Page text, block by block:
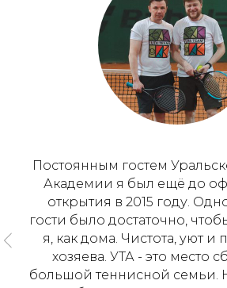
Постоянным гостем
Академии я был ещё до
открытия в 2015 году.
гости было достаточно,
я, как дома. Чистота, уют и
хозяева. УТА - это место
большой теннисной семьи.